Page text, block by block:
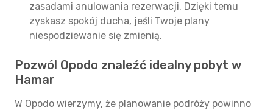
zasadami anulowania rezerwacji. Dzięki temu
zyskasz spokój ducha, jeśli Twoje plany
niespodziewanie się zmienią.
Pozwól Opodo znaleźć idealny pobyt w
Hamar
W Opodo wierzymy, że planowanie podróży powinno